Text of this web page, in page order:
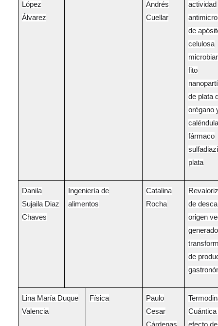
López
Álvarez
Andrés
Cuellar
actividad
de
celulosa
fito
de plata
orégano
fármaco
plata
Danila
Sujaila Diaz
Chaves
Ingeniería de
alimentos
Catalina
Rocha
de
origen
de
Lina María Duque
Valencia
Física
Paulo
Cesar
Cuántica